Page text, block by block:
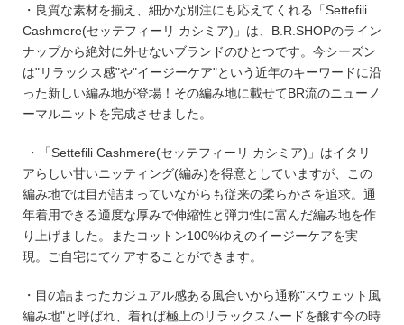
・良質な素材を揃え、細かな別注にも応えてくれる「Settefili
Cashmere(セッテフィーリ カシミア)」は、B.R.SHOPのライン
ナップから絶対に外せないブランドのひとつです。今シーズン
は"リラックス感"や"イージーケア"という近年のキーワードに沿
った新しい編み地が登場！その編み地に載せてBR流のニューノ
ーマルニットを完成させました。
・「Settefili Cashmere(セッテフィーリ カシミア)」はイタリ
アらしい甘いニッティング(編み)を得意としていますが、この
編み地では目が詰まっていながらも従来の柔らかさを追求。通
年着用できる適度な厚みで伸縮性と弾力性に富んだ編み地を作
り上げました。またコットン100%ゆえのイージーケアを実
現。ご自宅にてケアすることができます。
・目の詰まったカジュアル感ある風合いから通称"スウェット風
編み地"と呼ばれ、着れば極上のリラックスムードを醸す今の時